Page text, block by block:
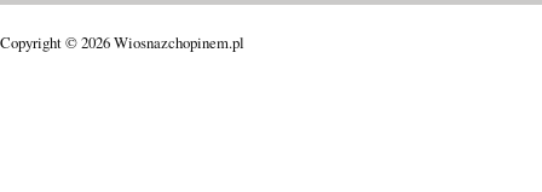
Copyright © 2026 Wiosnazchopinem.pl